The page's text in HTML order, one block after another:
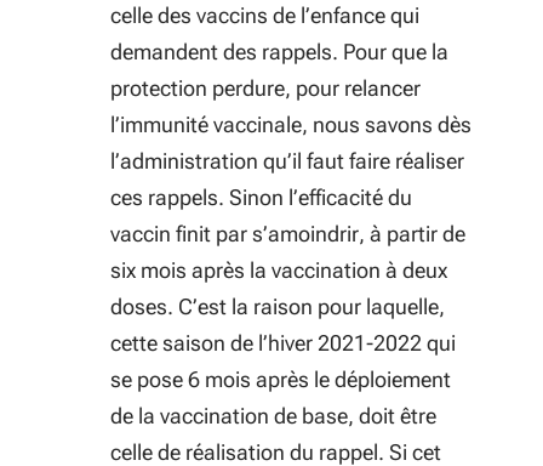
celle des vaccins de l’enfance qui
demandent des rappels. Pour que la
protection perdure, pour relancer
l’immunité vaccinale, nous savons dès
l’administration qu’il faut faire réaliser
ces rappels. Sinon l’efficacité du
vaccin finit par s’amoindrir, à partir de
six mois après la vaccination à deux
doses. C’est la raison pour laquelle,
cette saison de l’hiver 2021-2022 qui
se pose 6 mois après le déploiement
de la vaccination de base, doit être
celle de réalisation du rappel. Si cet